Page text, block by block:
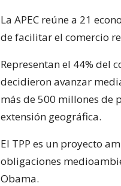
La APEC reúne a 21
de facilitar el comercio
Representan el 44% del
decidieron avanzar
más de 500 millones de
extensión geográfica.
El TPP es un proyecto
obligaciones
Obama.